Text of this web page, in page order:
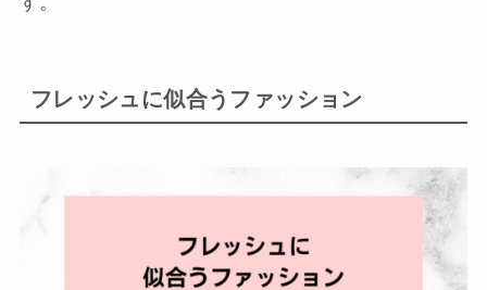
フレッシュに似合うファッション